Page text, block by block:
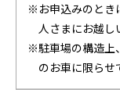
※お申込みのとき
人さまにお越し
※駐車場の構造
のお車に限らせ